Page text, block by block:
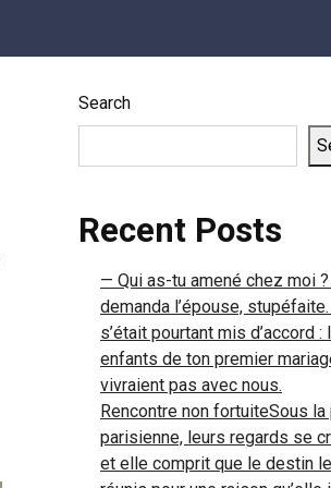
Search
Recent Posts
— Qui as-tu amené chez moi
demanda l’épouse,
s’était pourtant mis d’accord :
enfants de ton premier
vivraient pas avec nous.
Rencontre non fortuiteSous la
parisienne, leurs regards se
et elle comprit que le destin